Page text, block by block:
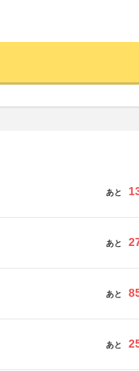
あと
あと
あと
あと